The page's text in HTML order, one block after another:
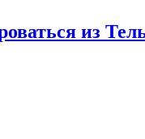
из